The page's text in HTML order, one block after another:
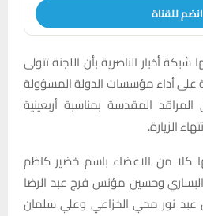
انضم للقناة
أخبار الناصرية بأن اللجنة تتولى
على أداء مؤسسات الدولة المسؤولة
المقدسة بمناسبة أربعينية
الزيارة.
كلا من الاعضاء باسم خضير كاظم
وحسين مؤنس فرج عبد الرضا
عبد نور محي الخزاعي وعلي سلمان